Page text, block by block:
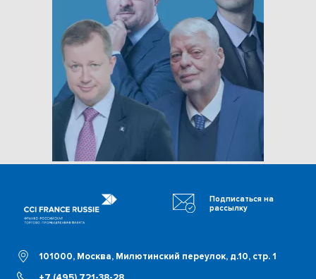
101000, Москва, Милютинский переулок, д.10, стр. 1
Подписаться на
рассылку